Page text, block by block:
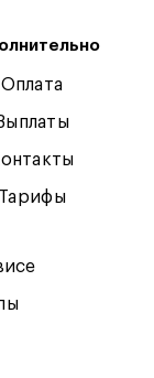
Оплата
Тарифы